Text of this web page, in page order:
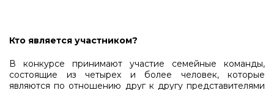
Кто является участником?
В конкурсе принимают участие семейные команды,
состоящие из четырех и более человек, которые
являются по отношению друг к другу представителями